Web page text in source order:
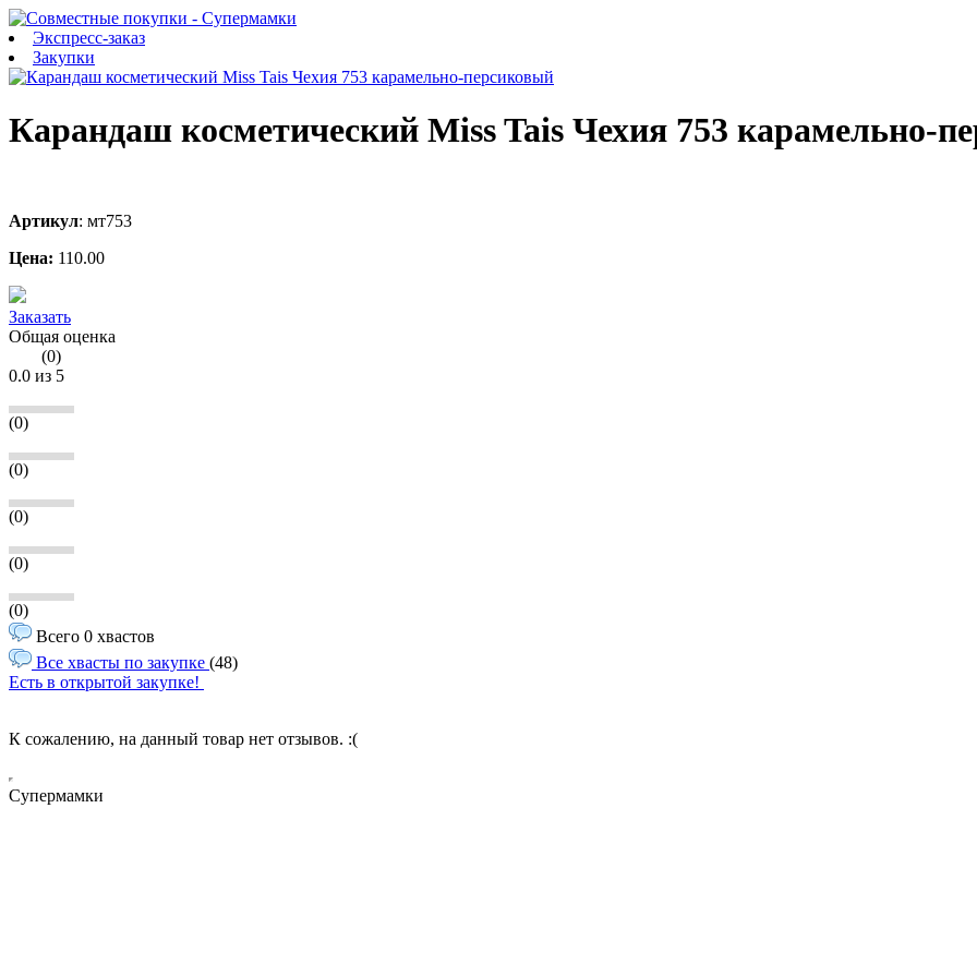
Экспресс-заказ
Закупки
Карандаш косметический Miss Tais Чехия 753 карамельно-
Артикул: мт753
Цена: 110.00
Заказать
Общая оценка
(0)
0.0 из 5
(0)
(0)
(0)
(0)
(0)
Всего 0 хвастов
Все хвасты по закупке (48)
Есть в открытой закупке!
К сожалению, на данный товар нет отзывов. :(
Супермамки